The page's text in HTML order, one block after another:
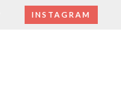
INSTAGRAM